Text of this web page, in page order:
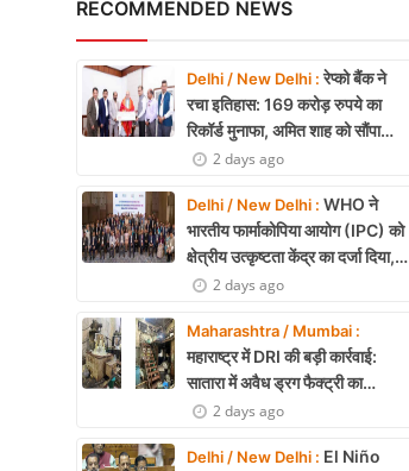
Business
Relationship
Education
Defence & Security
Environment
RECOMMENDED NEWS
Delhi / New Delhi :रेप्को बैंक ने
रचा इतिहास: 169 करोड़ रुपये का
रिकॉर्ड मुनाफा, अमित शाह को सौंपा
22.90 करोड़ का लाभांश
2 days ago
Delhi / New Delhi : WHO ने
भारतीय फार्माकोपिया आयोग (IPC) को
क्षेत्रीय उत्कृष्टता केंद्र का दर्जा दिया,
दक्षिण-पूर्व एशिया में भारत की बड़ी
2 days ago
Maharashtra / Mumbai :
महाराष्ट्र में DRI की बड़ी कार्रवाई:
सातारा में अवैध ड्रग फैक्ट्री का
भंडाफोड़, अल्प्राजोलम और डायजेपाम
2 days ago
Delhi / New Delhi : El Niño